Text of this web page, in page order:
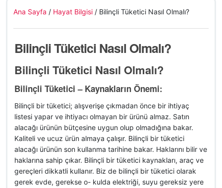
Ana Sayfa / Hayat Bilgisi / Bilinçli Tüketici Nasıl Olmalı?
Bilinçli Tüketici Nasıl Olmalı?
Bilinçli Tüketici Nasıl Olmalı?
Bilinçli Tüketici – Kaynakların Önemi:
Bilinçli bir tüketici; alışverişe çıkmadan önce bir ihtiyaç
listesi yapar ve ihtiyacı olmayan bir ürünü almaz. Satın
alacağı ürünün bütçesine uygun olup olmadığına bakar.
Kaliteli ve ucuz ürün almaya çalışır. Bilinçli bir tüketici
alacağı ürünün son kullanma tarihine bakar. Haklarını bilir ve
haklarına sahip çıkar. Bilinçli bir tüketici kaynakları, araç ve
gereçleri dikkatli kullanır. Biz de bilinçli bir tüketici olarak
gerek evde, gerekse o- kulda elektriği, suyu gereksiz yere